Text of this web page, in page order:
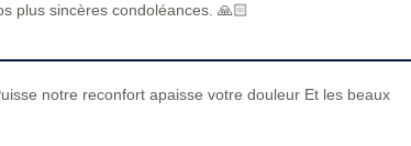
plus sincères condoléances. 🙏🏻
notre reconfort apaisse votre douleur Et les beaux